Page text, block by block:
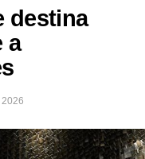
destina
a